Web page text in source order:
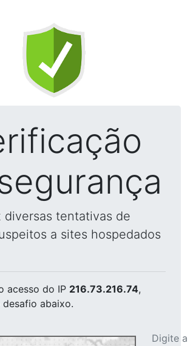
diversas tentativas de
a sites hospedados
acesso do IP 216.73.216.74,
abaixo.
Digite